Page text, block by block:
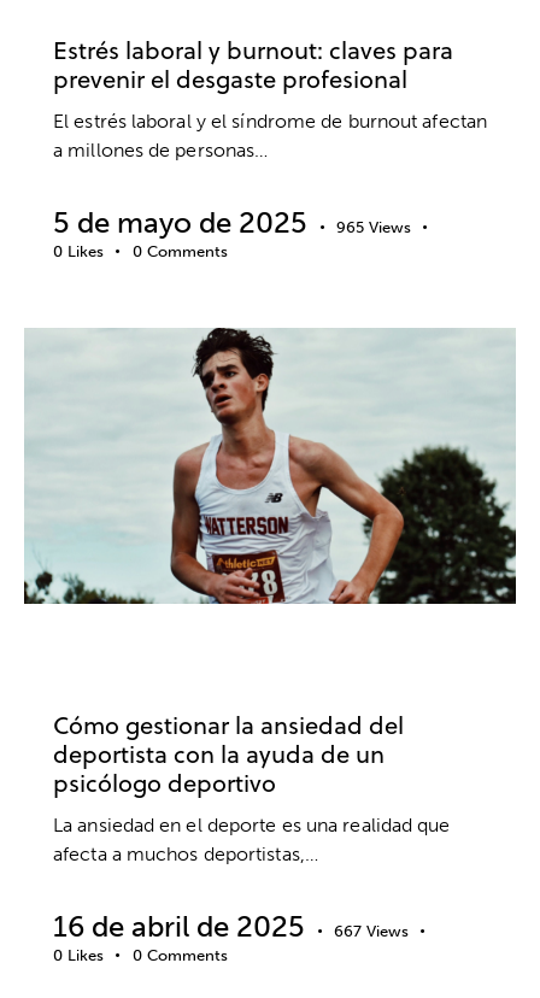
Estrés laboral y burnout: claves para
prevenir el desgaste profesional
El estrés laboral y el síndrome de burnout afectan
a millones de personas…
5 de mayo de 2025 965 Views
0 Likes 0 Comments
Cómo gestionar la ansiedad del
deportista con la ayuda de un
psicólogo deportivo
La ansiedad en el deporte es una realidad que
afecta a muchos deportistas,…
16 de abril de 2025 667 Views
0 Likes 0 Comments